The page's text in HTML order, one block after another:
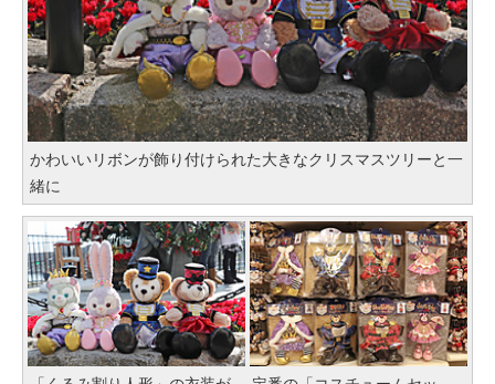
かわいいリボンが飾り付けられた大きなクリスマスツリーと一
緒に